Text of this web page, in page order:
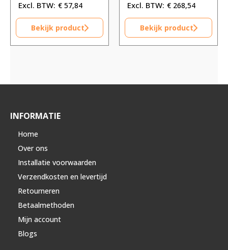
€ 57,84
Bekijk product
€ 268,54
Bekijk product
INFORMATIE
Home
Over ons
Installatie voorwaarden
Verzendkosten en levertijd
Retourneren
Betaalmethoden
Mijn account
Blogs